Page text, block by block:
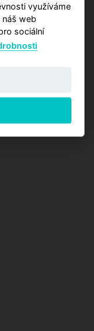
využíváme
náš web
sociální